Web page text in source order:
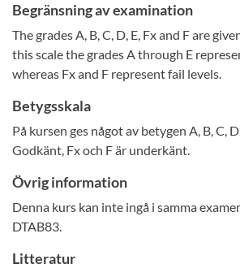
Begränsning av examination
The grades A, B, C, D, E, Fx and F are
this scale the grades A through E
whereas Fx and F represent fail levels.
Betygsskala
På kursen ges något av betygen A, B, C,
Godkänt, Fx och F är underkänt.
Övrig information
Denna kurs kan inte ingå i samma
DTAB83.
Litteratur